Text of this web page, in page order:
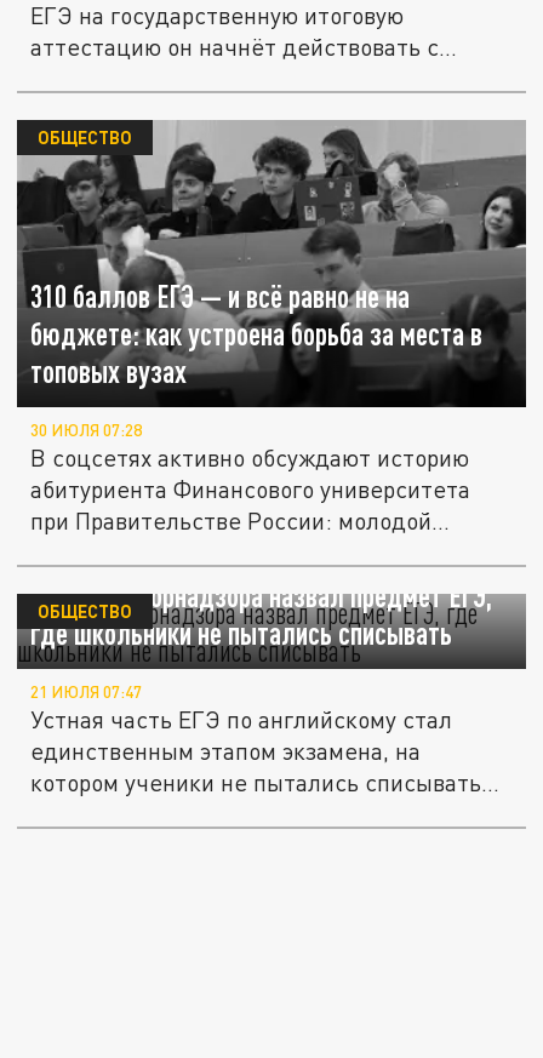
ЕГЭ на государственную итоговую
аттестацию он начнёт действовать с...
310 баллов ЕГЭ — и всё равно не на
бюджете: как устроена борьба за места в
топовых вузах
ОБЩЕСТВО
30 ИЮЛЯ 07:28
В соцсетях активно обсуждают историю
абитуриента Финансового университета
при Правительстве России: молодой...
Глава Рособрнадзора назвал предмет ЕГЭ,
где школьники не пытались списывать
ОБЩЕСТВО
21 ИЮЛЯ 07:47
Устная часть ЕГЭ по английскому стал
единственным этапом экзамена, на
котором ученики не пытались списывать...